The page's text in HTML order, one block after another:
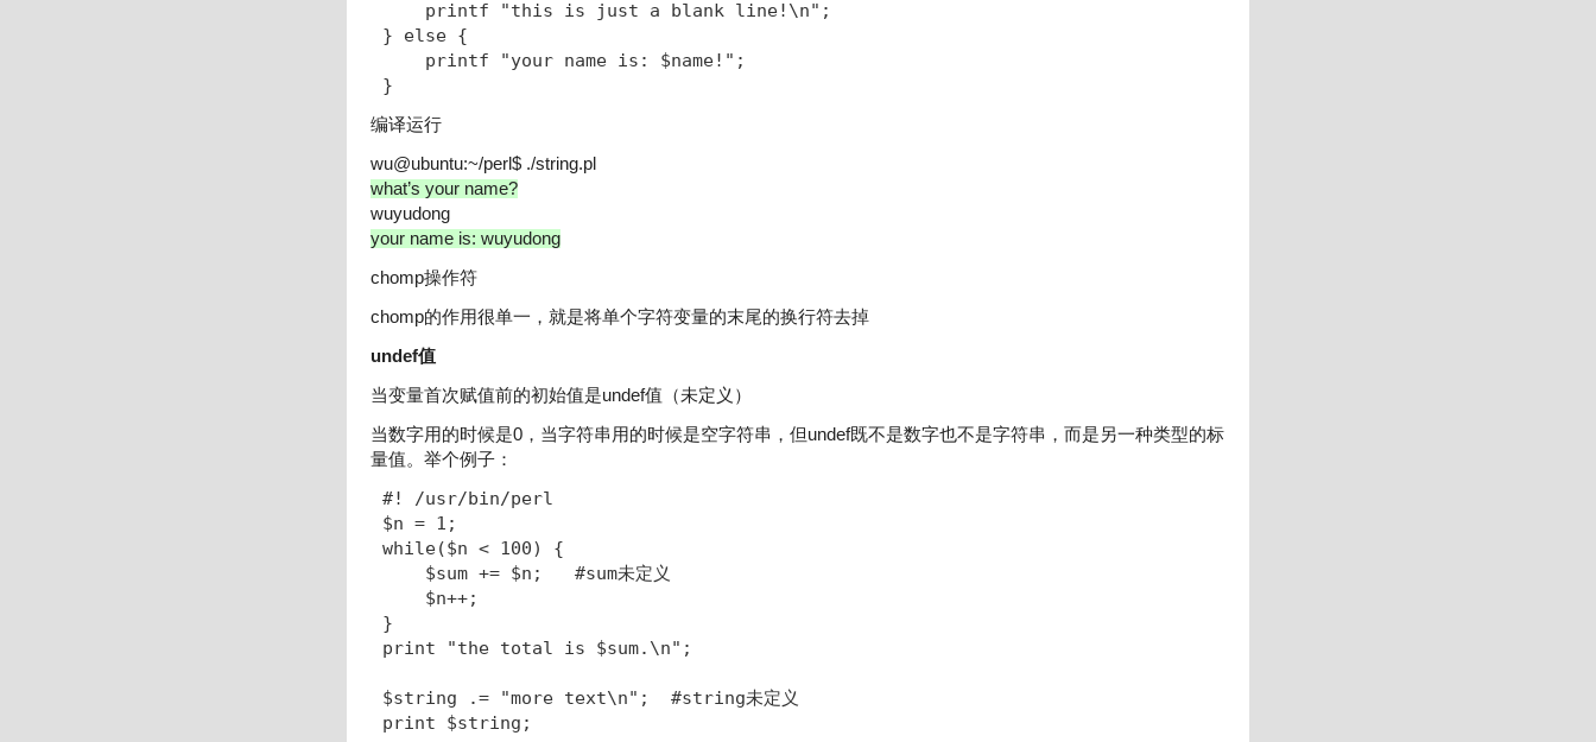
printf "this is just a blank line!\n";
} else {
printf "your name is: $name!";
}
编译运行
wu@ubuntu:~/perl$ ./string.pl
what’s your name?
wuyudong
your name is: wuyudong
chomp操作符
chomp的作用很单一，就是将单个字符变量的末尾的换行符去掉
undef值
当变量首次赋值前的初始值是undef值（未定义）
当数字用的时候是0，当字符串用的时候是空字符串，但undef既不是数字也不是字符串，而是另一种类型的标
量值。举个例子：
#! /usr/bin/perl
$n = 1;
while($n < 100) {
$sum += $n;   #sum未定义
$n++;
}
print "the total is $sum.\n";
$string .= "more text\n";  #string未定义
print $string;